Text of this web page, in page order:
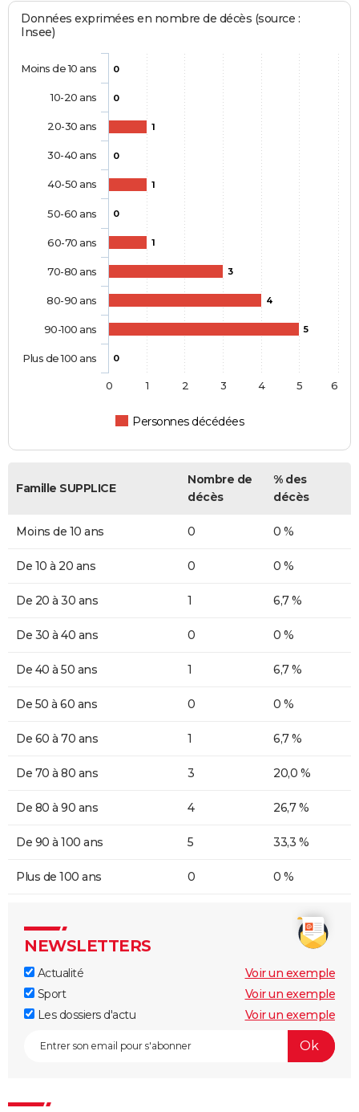
Données exprimées en nombre de décès (source :
Insee)
0
0
1
0
1
0
1
3
4
5
0
Personnes décédées
Moins de 10 ans
10-20 ans
20-30 ans
30-40 ans
40-50 ans
50-60 ans
60-70 ans
70-80 ans
80-90 ans
90-100 ans
Plus de 100 ans
0 1 2 3 4 5 6
Famille SUPPLICE
Nombre de
décès
% des
décès
Moins de 10 ans 0 0 %
De 10 à 20 ans 0 0 %
De 20 à 30 ans 1 6,7 %
De 30 à 40 ans 0 0 %
De 40 à 50 ans 1 6,7 %
De 50 à 60 ans 0 0 %
De 60 à 70 ans 1 6,7 %
De 70 à 80 ans 3 20,0 %
De 80 à 90 ans 4 26,7 %
De 90 à 100 ans 5 33,3 %
Plus de 100 ans 0 0 %
NEWSLETTERS
Actualité
Voir un exemple
Sport
Voir un exemple
Les dossiers d'actu
Voir un exemple